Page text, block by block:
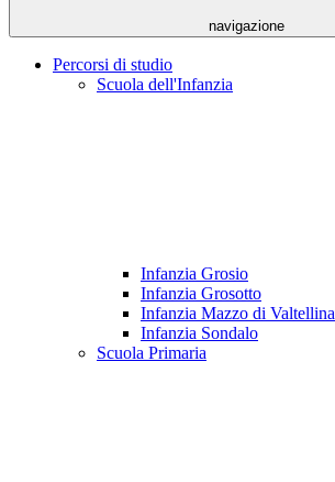
navigazione
Percorsi di studio
Scuola dell'Infanzia
Infanzia Grosio
Infanzia Grosotto
Infanzia Mazzo di Valtellina
Infanzia Sondalo
Scuola Primaria